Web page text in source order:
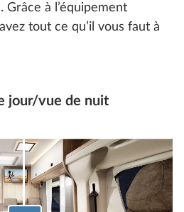
à l’équipement
tout ce qu’il vous faut à
jour/vue de nuit
de l'image inférieure à afficher.